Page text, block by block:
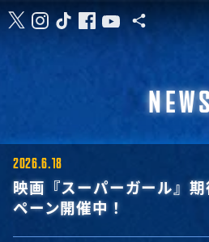
2026.6.18
映画『スーパーガール』
ペーン開催中！